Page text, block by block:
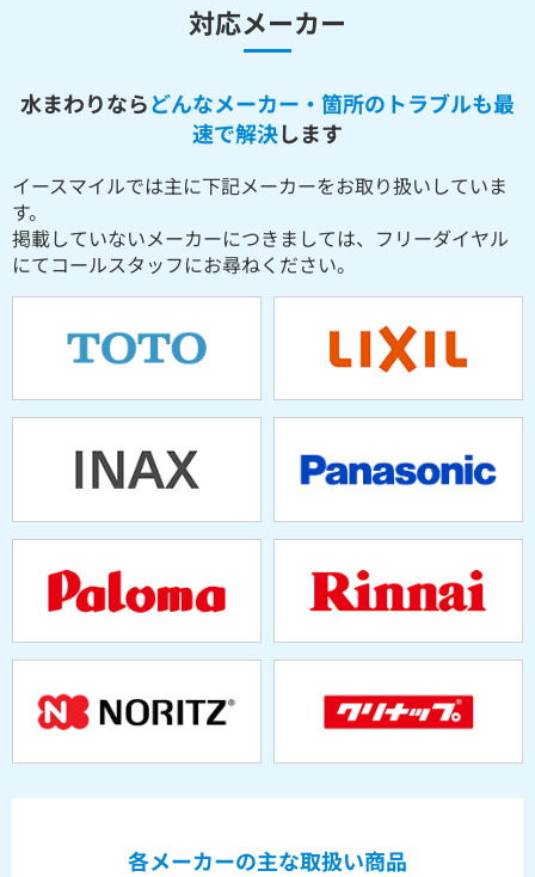
対応メーカー
水まわりならどんなメーカー・箇所のトラブルも最
速で解決します
イースマイルでは主に下記メーカーをお取り扱いしていま
す。
掲載していないメーカーにつきましては、フリーダイヤル
にてコールスタッフにお尋ねください。
各メーカーの主な取扱い商品